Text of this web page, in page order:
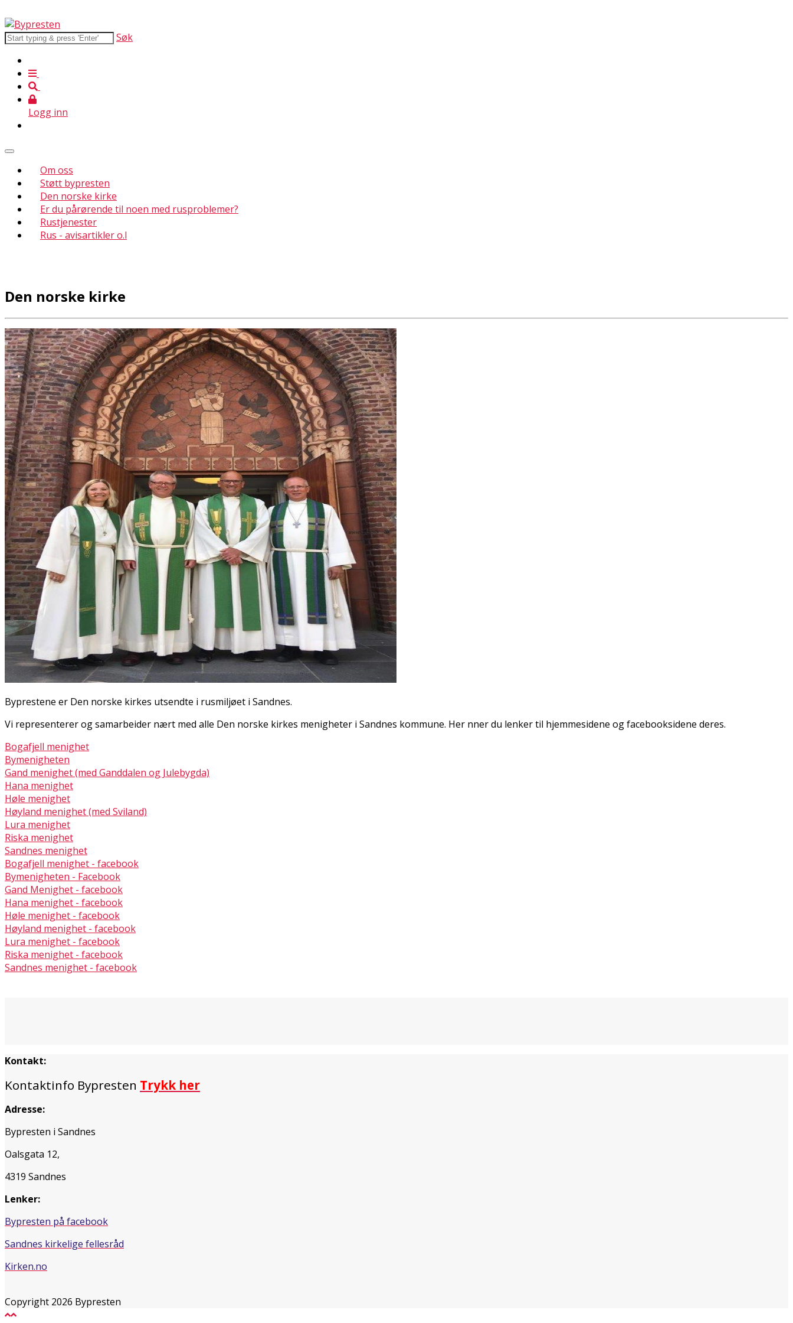
Søk
Logg inn
Om oss
Støtt bypresten
Den norske kirke
Er du pårørende til noen med rusproblemer?
Rustjenester
Rus - avisartikler o.l
Den norske kirke
Byprestene er Den norske kirkes utsendte i rusmiljøet i Sandnes.
Vi representerer og samarbeider nært med alle Den norske kirkes menigheter i Sandnes kommune. Her finner du lenker til hjemmesidene og facebooksidene deres.
Bogafjell menighet
Bymenigheten
Gand menighet (med Ganddalen og Julebygda)
Hana menighet
Høle menighet
Høyland menighet (med Sviland)
Lura menighet
Riska menighet
Sandnes menighet
Bogafjell menighet - facebook
Bymenigheten - Facebook
Gand Menighet - facebook
Hana menighet - facebook
Høle menighet - facebook
Høyland menighet - facebook
Lura menighet - facebook
Riska menighet - facebook
Sandnes menighet - facebook
Kontakt:
Kontaktinfo Bypresten Trykk her
Adresse:
Bypresten i Sandnes
Oalsgata 12,
4319 Sandnes
Lenker:
Bypresten på facebook
Sandnes kirkelige fellesråd
Kirken.no
Copyright 2026 Bypresten